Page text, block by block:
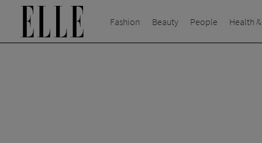
Fashion Beauty People Health